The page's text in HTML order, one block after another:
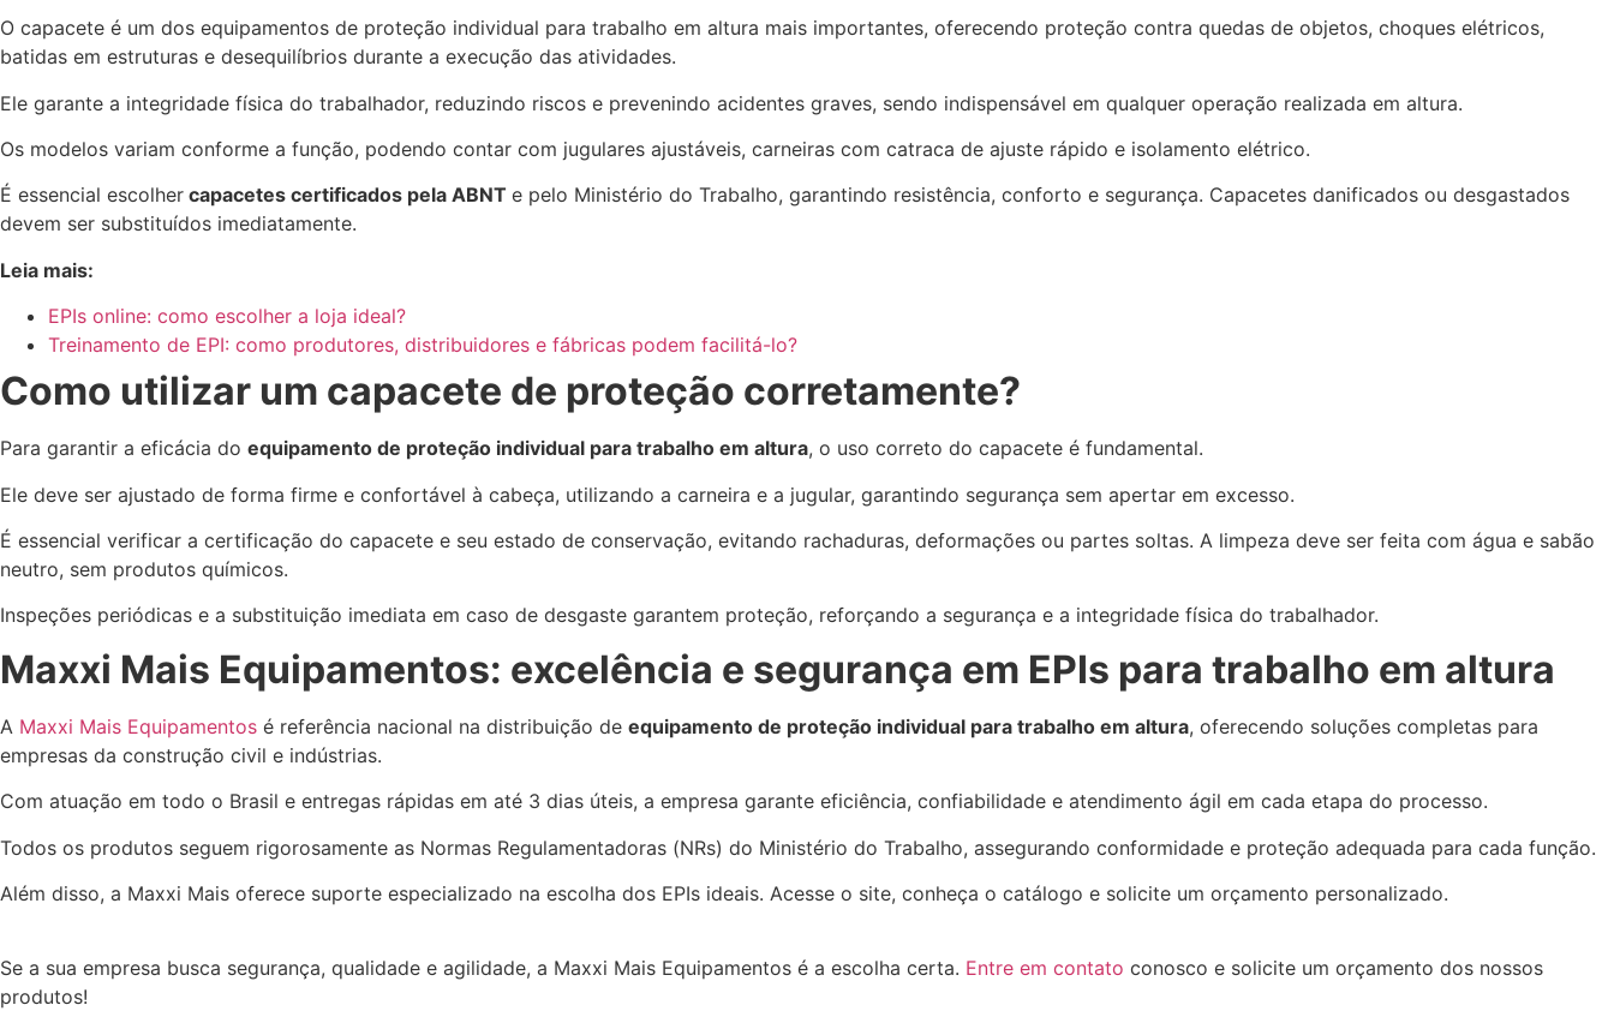
O capacete é um dos equipamentos de proteção individual para trabalho em altura mais importantes, oferecendo proteção contra quedas de objetos, choques elétricos,
batidas em estruturas e desequilíbrios durante a execução das atividades.
Ele garante a integridade física do trabalhador, reduzindo riscos e prevenindo acidentes graves, sendo indispensável em qualquer operação realizada em altura.
Os modelos variam conforme a função, podendo contar com jugulares ajustáveis, carneiras com catraca de ajuste rápido e isolamento elétrico.
É essencial escolher capacetes certificados pela ABNT e pelo Ministério do Trabalho, garantindo resistência, conforto e segurança. Capacetes danificados ou desgastados
devem ser substituídos imediatamente.
Leia mais:
EPIs online: como escolher a loja ideal?
Treinamento de EPI: como produtores, distribuidores e fábricas podem facilitá-lo?
Como utilizar um capacete de proteção corretamente?
Para garantir a eficácia do equipamento de proteção individual para trabalho em altura, o uso correto do capacete é fundamental.
Ele deve ser ajustado de forma firme e confortável à cabeça, utilizando a carneira e a jugular, garantindo segurança sem apertar em excesso.
É essencial verificar a certificação do capacete e seu estado de conservação, evitando rachaduras, deformações ou partes soltas. A limpeza deve ser feita com água e sabão
neutro, sem produtos químicos.
Inspeções periódicas e a substituição imediata em caso de desgaste garantem proteção, reforçando a segurança e a integridade física do trabalhador.
Maxxi Mais Equipamentos: excelência e segurança em EPIs para trabalho em altura
A Maxxi Mais Equipamentos é referência nacional na distribuição de equipamento de proteção individual para trabalho em altura, oferecendo soluções completas para
empresas da construção civil e indústrias.
Com atuação em todo o Brasil e entregas rápidas em até 3 dias úteis, a empresa garante eficiência, confiabilidade e atendimento ágil em cada etapa do processo.
Todos os produtos seguem rigorosamente as Normas Regulamentadoras (NRs) do Ministério do Trabalho, assegurando conformidade e proteção adequada para cada função.
Além disso, a Maxxi Mais oferece suporte especializado na escolha dos EPIs ideais. Acesse o site, conheça o catálogo e solicite um orçamento personalizado.
Se a sua empresa busca segurança, qualidade e agilidade, a Maxxi Mais Equipamentos é a escolha certa. Entre em contato conosco e solicite um orçamento dos nossos
produtos!